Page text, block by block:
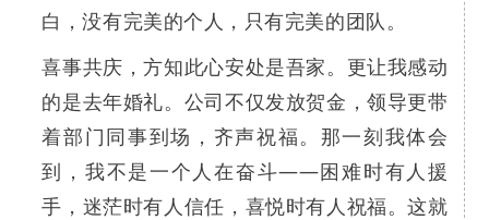
白，没有完美的个人，只有完美的团队。
喜事共庆，方知此心安处是吾家。更让我感动
的是去年婚礼。公司不仅发放贺金，领导更带
着部门同事到场，齐声祝福。那一刻我体会
到，我不是一个人在奋斗——困难时有人援
手，迷茫时有人信任，喜悦时有人祝福。这就